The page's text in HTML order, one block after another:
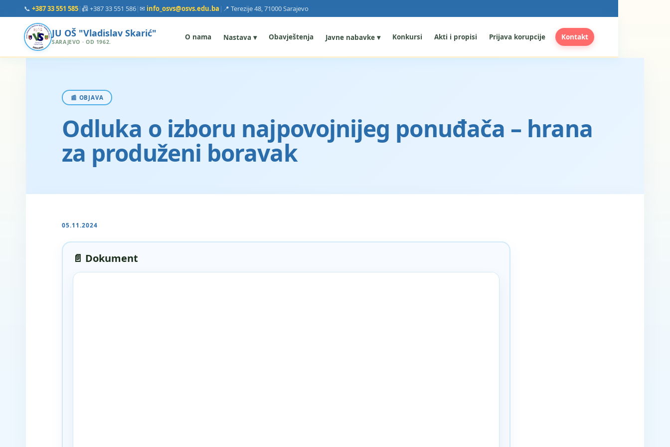
📞 +387 33 551 585|📠 +387 33 551 586|✉ info_osvs@osvs.edu.ba | 📍 Terezije 48, 71000 Sarajevo
JU OŠ "Vladislav Skarić"
SARAJEVO · OD 1962.
O nama Nastava ▾ Obavještenja Javne nabavke ▾ Konkursi Akti i propisi Prijava korupcije Kontakt
📰 OBJAVA
Odluka o izboru najpovojnijeg ponuđača – hrana
za produženi boravak
05.11.2024
📄 Dokument